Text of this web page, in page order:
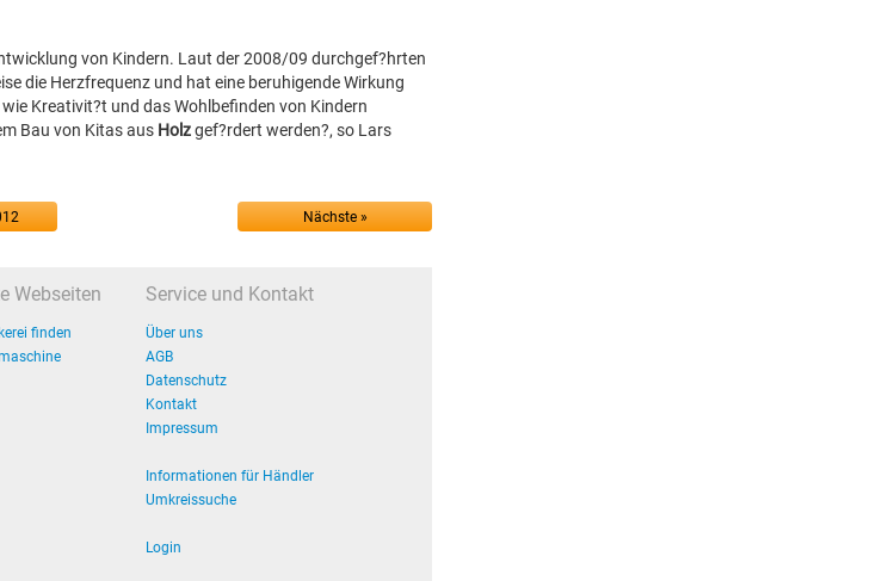
von Kindern. Laut der 2008/09 durchgef?hrten
die Herzfrequenz und hat eine beruhigende Wirkung
Kreativit?t und das Wohlbefinden von Kindern
Bau von Kitas aus Holzgef?rdert werden?, so Lars
Nächste »
Webseiten
finden
Service und Kontakt
Über uns
AGB
Datenschutz
Kontakt
Impressum
Informationen für Händler
Umkreissuche
Login